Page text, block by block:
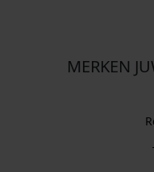
MERKEN